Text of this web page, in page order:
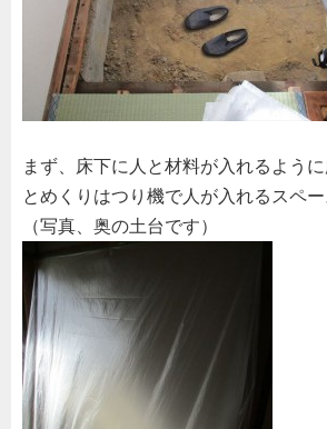
まず、床下に人と材料が入れるよう
とめくりはつり機で人が入れるスペー
（写真、奥の土台です）